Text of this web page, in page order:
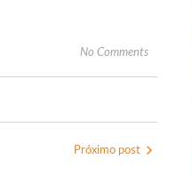
No Comments
Próximo post